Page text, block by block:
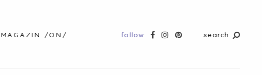
MAGAZIN /ON/ follow: search